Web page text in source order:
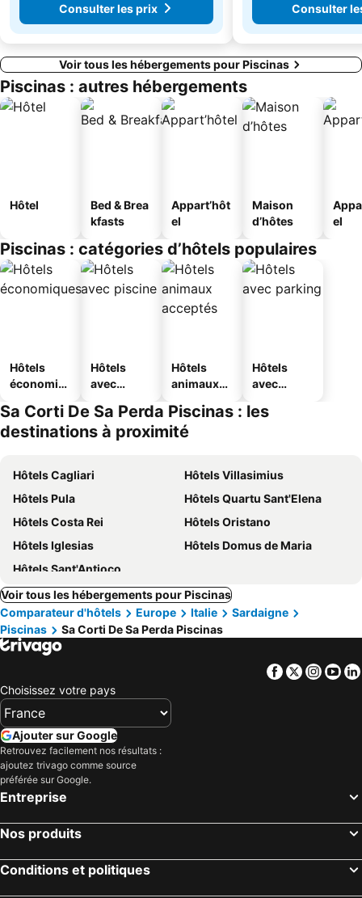
Consulter les prix
Consulter
Voir tous les hébergements pour Piscinas
Piscinas : autres hébergements
Hôtel
Bed & Brea
kfasts
Appart’hôt
el
Maison
d’hôtes
el
Piscinas : catégories d’hôtels populaires
Hôtels
économiq
Hôtels
avec
Hôtels
animaux
Hôtels
avec
Sa Corti De Sa Perda Piscinas : les
destinations à proximité
Hôtels Cagliari
Hôtels Villasimius
Hôtels Pula
Hôtels Quartu Sant'Elena
Hôtels Costa Rei
Hôtels Oristano
Hôtels Iglesias
Hôtels Domus de Maria
Hôtels Sant'Antioco
Voir tous les hébergements pour Piscinas
Comparateur d'hôtels
Europe Italie
Sardaigne
Piscinas
Sa Corti De Sa Perda Piscinas
Facebook
Twitter
Choisissez votre pays
Ajouter sur Google
Retrouvez facilement nos résultats :
ajoutez trivago comme source
préférée sur Google.
Entreprise
Nos produits
Conditions et politiques